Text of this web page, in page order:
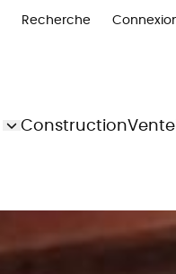
Recherche
ConstructionVente